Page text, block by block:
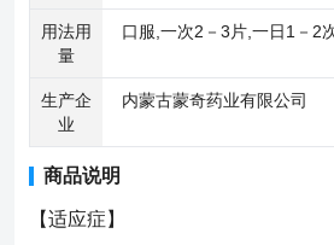
用法用
量
口服,一次2－3片,一日1－2
生产企
业
内蒙古蒙奇药业有限公司
商品说明
【适应症 】